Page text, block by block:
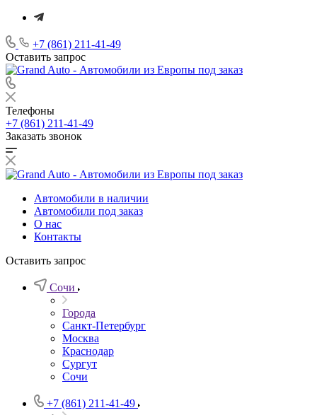
+7 (861) 211-41-49
Оставить запрос
Телефоны
+7 (861) 211-41-49
Заказать звонок
Автомобили в наличии
Автомобили под заказ
О нас
Контакты
Оставить запрос
Сочи
Города
Санкт-Петербург
Москва
Краснодар
Сургут
Сочи
+7 (861) 211-41-49